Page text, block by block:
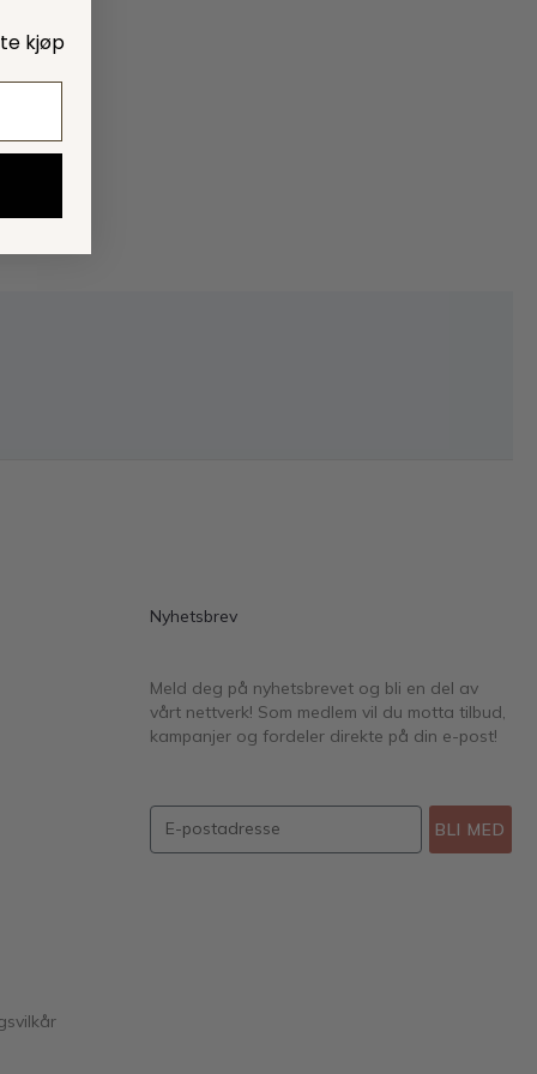
Nyhetsbrev
Meld deg på nyhetsbrevet og bli en del av
vårt nettverk! Som medlem vil du motta tilbud,
kampanjer og fordeler direkte på din e-post!
BLI MED
kjøp